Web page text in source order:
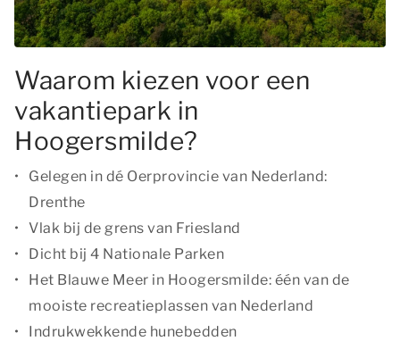
Waarom kiezen voor een
vakantiepark in
Hoogersmilde?
Gelegen in dé Oerprovincie van Nederland:
Drenthe
Vlak bij de grens van Friesland
Dicht bij 4 Nationale Parken
Het Blauwe Meer in Hoogersmilde: één van de
mooiste recreatieplassen van Nederland
Indrukwekkende hunebedden